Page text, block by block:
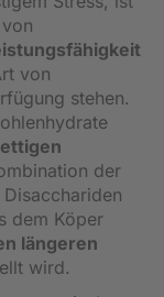
von
stehen.
der
dem Köper
längeren
wird.